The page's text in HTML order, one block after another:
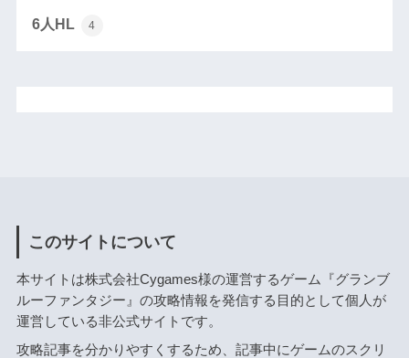
6人HL 4
このサイトについて
本サイトは株式会社Cygames様の運営するゲーム『グランブ
ルーファンタジー』の攻略情報を発信する目的として個人が
運営している非公式サイトです。
攻略記事を分かりやすくするため、記事中にゲームのスクリ